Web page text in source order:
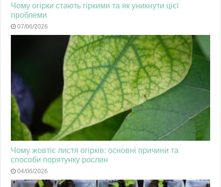
Чому огірки стають гіркими та як уникнути цієї
проблеми
07/06/2026
Чому жовтіє листя огірків: основні причини та
способи порятунку рослин
04/06/2026